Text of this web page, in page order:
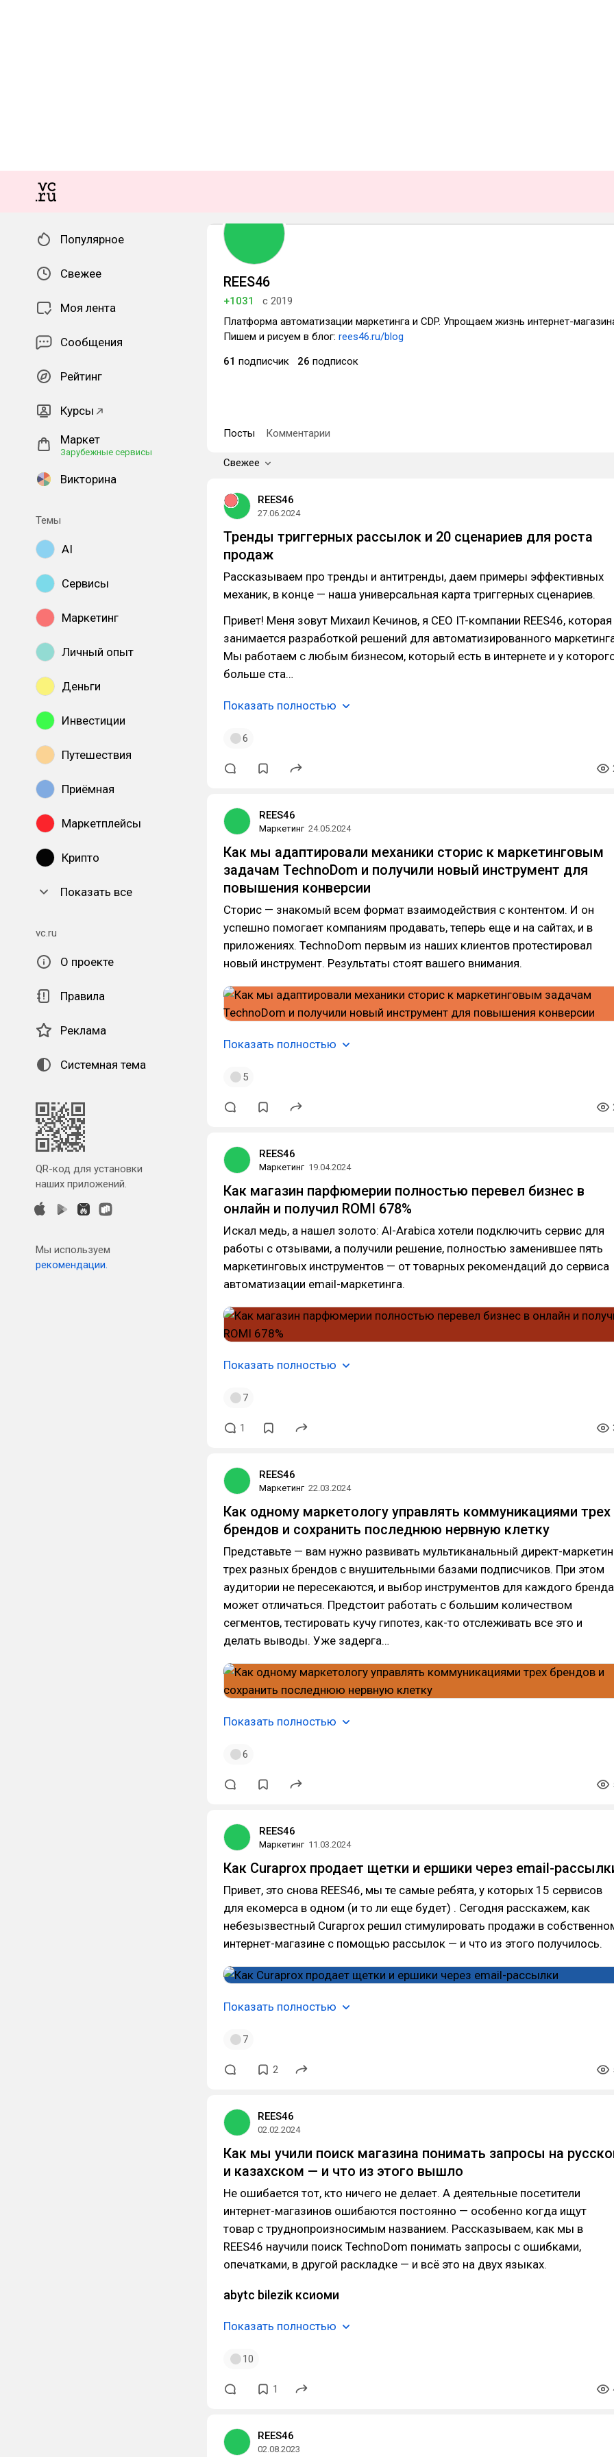
Популярное
Свежее
Моя лента
Сообщения
Рейтинг
Курсы
Маркет
Зарубежные сервисы
Викторина
Темы
AI
Сервисы
Маркетинг
Личный опыт
Деньги
Инвестиции
Путешествия
Приёмная
Маркетплейсы
Крипто
Показать все
vc.ru
О проекте
Правила
Реклама
Системная тема
QR-код для установки
наших приложений.
Мы используем
рекомендации.
REES46
+1031
с 2019
Платформа автоматизации маркетинга и CDP. Упрощаем жизнь интернет-
Пишем и рисуем в блог: rees46.ru/blog
61 подписчик 26 подписок
Посты Комментарии
Свежее
REES46
27.06.2024
Тренды триггерных рассылок и 20 сценариев для роста
продаж
Рассказываем про тренды и антитренды, даем примеры эффективных
механик, в конце — наша универсальная карта триггерных сценариев.
Привет! Меня зовут Михаил Кечинов, я СЕО IT-компании REES46, которая
занимается разработкой решений для автоматизированного
Мы работаем с любым бизнесом, который есть в интернете и у
больше ста…
Показать полностью
6
REES46
Маркетинг 24.05.2024
Как мы адаптировали механики сторис к маркетинговым
задачам TechnoDom и получили новый инструмент для
повышения конверсии
Сторис — знакомый всем формат взаимодействия с контентом. И он
успешно помогает компаниям продавать, теперь еще и на сайтах, и в
приложениях. TechnoDom первым из наших клиентов протестировал
новый инструмент. Результаты стоят вашего внимания.
Показать полностью
5
REES46
Маркетинг 19.04.2024
Как магазин парфюмерии полностью перевел бизнес в
онлайн и получил ROMI 678%
Искал медь, а нашел золото: Al-Arabica хотели подключить сервис для
работы с отзывами, а получили решение, полностью заменившее пять
маркетинговых инструментов — от товарных рекомендаций до сервиса
автоматизации email-маркетинга.
Показать полностью
7
1
REES46
Маркетинг 22.03.2024
Как одному маркетологу управлять коммуникациями трех
брендов и сохранить последнюю нервную клетку
Представьте — вам нужно развивать мультиканальный директ-
трех разных брендов с внушительными базами подписчиков. При этом
аудитории не пересекаются, и выбор инструментов для каждого бренда
может отличаться. Предстоит работать с большим количеством
сегментов, тестировать кучу гипотез, как-то отслеживать все это и
делать выводы. Уже задерга…
Показать полностью
6
REES46
Маркетинг 11.03.2024
Как Curaprox продает щетки и ершики через email-
Привет, это снова REES46, мы те самые ребята, у которых 15 сервисов
для екомерса в одном (и то ли еще будет) . Сегодня расскажем, как
небезызвестный Curaprox решил стимулировать продажи в
интернет-магазине с помощью рассылок — и что из этого получилось.
Показать полностью
7
2
REES46
02.02.2024
Как мы учили поиск магазина понимать запросы на
и казахском — и что из этого вышло
Не ошибается тот, кто ничего не делает. А деятельные посетители
интернет-магазинов ошибаются постоянно — особенно когда ищут
товар с труднопроизносимым названием. Рассказываем, как мы в
REES46 научили поиск TechnoDom понимать запросы с ошибками,
опечатками, в другой раскладке — и всё это на двух языках.
abytc bilezik ксиоми
Показать полностью
10
1
REES46
02.08.2023